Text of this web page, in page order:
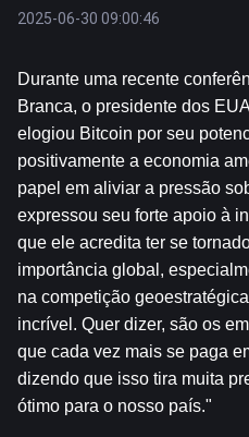
2025-06-30 09:00:46
Durante uma recente
Branca, o presidente dos
elogiou Bitcoin por seu
positivamente a economia
papel em aliviar a pressão
expressou seu forte apoio à
que ele acredita ter se
importância global,
na competição
incrível. Quer dizer, são os
que cada vez mais se paga
dizendo que isso tira muita
ótimo para o nosso país."